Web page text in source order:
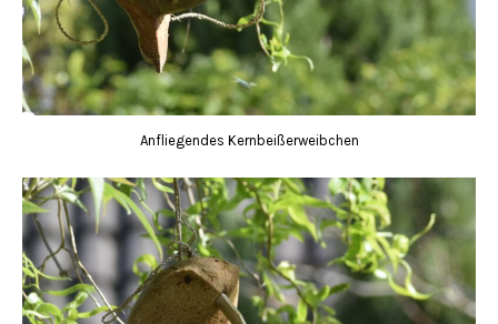
Anfliegendes Kernbeißerweibchen